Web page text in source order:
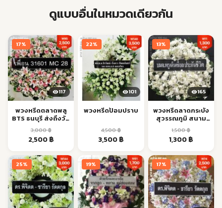
ดูแบบอื่นในหมวดเดียวกัน
17%
117
พวงหรีดตลาดพลู
BTS ธนบุรี ส่งถึงวัด
ตรงเวลา
3,000฿
Original
was:
3,000 ฿.
2,500฿Current
is:
2,500 ฿.
22%
101
พวงหรีดป้อมปราบ
4,500฿
Original
was:
4,500 ฿.
3,500฿Current
is:
3,500 ฿.
13%
165
พวงหรีดลาดกระบัง
สุวรรณภูมิ สนาม
บิน ส่งด่วน
1,500฿
Original
was:
1,500 ฿.
1,300฿Current
is:
1,300 ฿.
25% 19% 17%